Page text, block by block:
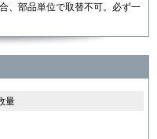
、部品単位で取替不可。必ず一
量